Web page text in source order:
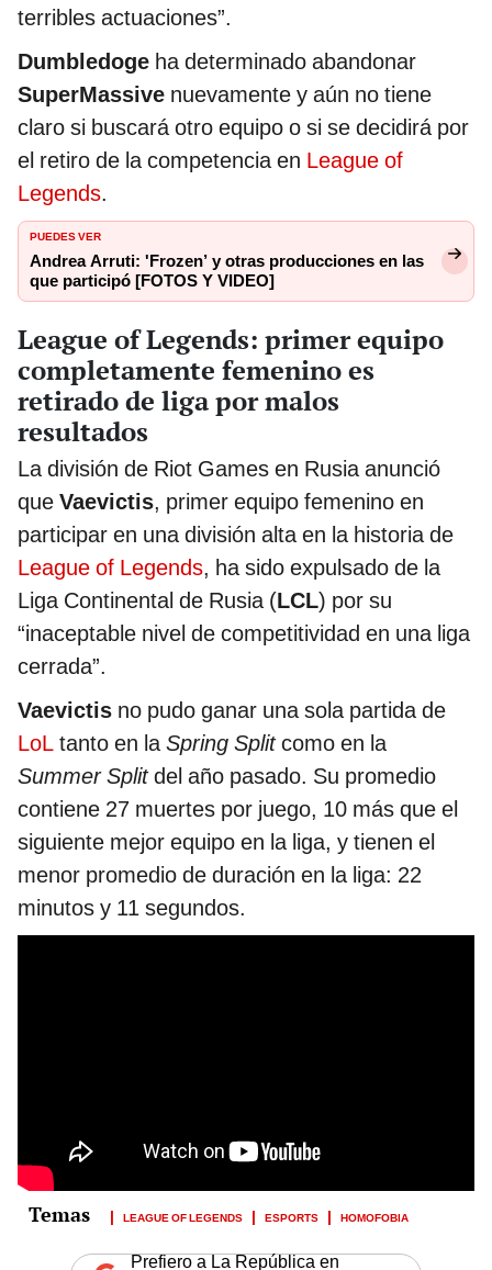
terribles actuaciones”.
Dumbledoge ha determinado abandonar
SuperMassive nuevamente y aún no tiene
claro si buscará otro equipo o si se decidirá por
el retiro de la competencia en League of
Legends.
PUEDES VER
Andrea Arruti: 'Frozen’ y otras producciones en las
que participó [FOTOS Y VIDEO]
League of Legends: primer equipo
completamente femenino es
retirado de liga por malos
resultados
La división de Riot Games en Rusia anunció
que Vaevictis, primer equipo femenino en
participar en una división alta en la historia de
League of Legends, ha sido expulsado de la
Liga Continental de Rusia (LCL) por su
“inaceptable nivel de competitividad en una liga
cerrada”.
Vaevictis no pudo ganar una sola partida de
LoL tanto en la Spring Splitcomo en la
Summer Splitdel año pasado. Su promedio
contiene 27 muertes por juego, 10 más que el
siguiente mejor equipo en la liga, y tienen el
menor promedio de duración en la liga: 22
minutos y 11 segundos.
LEAGUE OF LEGENDS ESPORTS HOMOFOBIA
Prefiero a La República en